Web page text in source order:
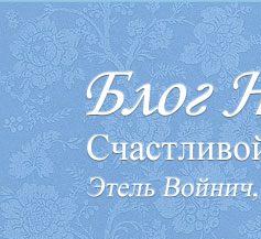
П
е
р
е
й
т
и
к